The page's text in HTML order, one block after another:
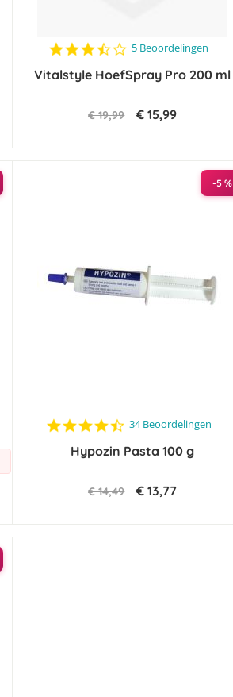
3.6
rating
5 Beoordelingen
Vitalstyle HoefSpray Pro 200 ml
€ 19,99 € 15,99
-5 %
4.6
rating
34 Beoordelingen
Hypozin Pasta 100 g
€ 14,49 € 13,77